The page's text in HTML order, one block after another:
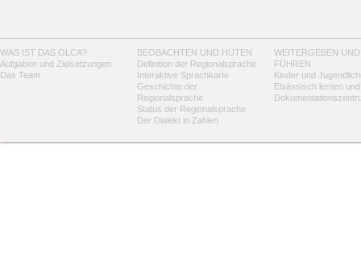
WAS IST DAS OLCA?
Aufgaben und Zielsetzungen
Das Team
BEOBACHTEN UND HÜTEN
Definition der Regionalsprache
Interaktive Sprachkarte
Geschichte der
Regionalsprache
Status der Regionalsprache
Der Dialekt in Zahlen
WEITERGEBEN UND
FÜHREN
Kinder und
Elsässisch lernen